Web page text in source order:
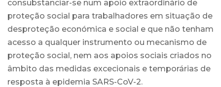
consubstanciar-se num apoio extraordinário de
proteção social para trabalhadores em situação de
desproteção económica e social e que não tenham
acesso a qualquer instrumento ou mecanismo de
proteção social, nem aos apoios sociais criados no
âmbito das medidas excecionais e temporárias de
resposta à epidemia SARS-CoV-2.